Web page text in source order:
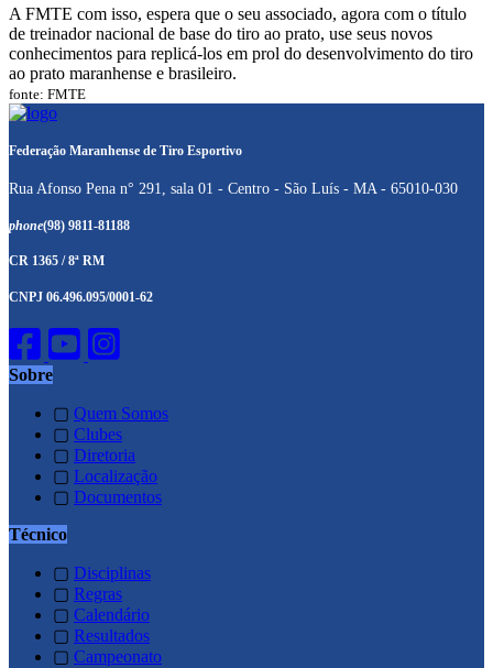
A FMTE com isso, espera que o seu associado, agora com o título
de treinador nacional de base do tiro ao prato, use seus novos
conhecimentos para replicá-los em prol do desenvolvimento do tiro
ao prato maranhense e brasileiro.
fonte: FMTE
Federação Maranhense de Tiro Esportivo
Rua Afonso Pena n° 291, sala 01 - Centro - São Luís - MA - 65010-030
phone(98) 9811-81188
CR 1365 / 8ª RM
CNPJ 06.496.095/0001-62
Sobre
▢ Quem Somos
▢ Clubes
▢ Diretoria
▢ Localização
▢ Documentos
Técnico
▢ Disciplinas
▢ Regras
▢ Calendário
▢ Resultados
▢ Campeonato